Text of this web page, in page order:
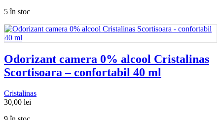
5 în stoc
Odorizant camera 0% alcool Cristalinas
Scortisoara – confortabil 40 ml
Cristalinas
30,00 lei